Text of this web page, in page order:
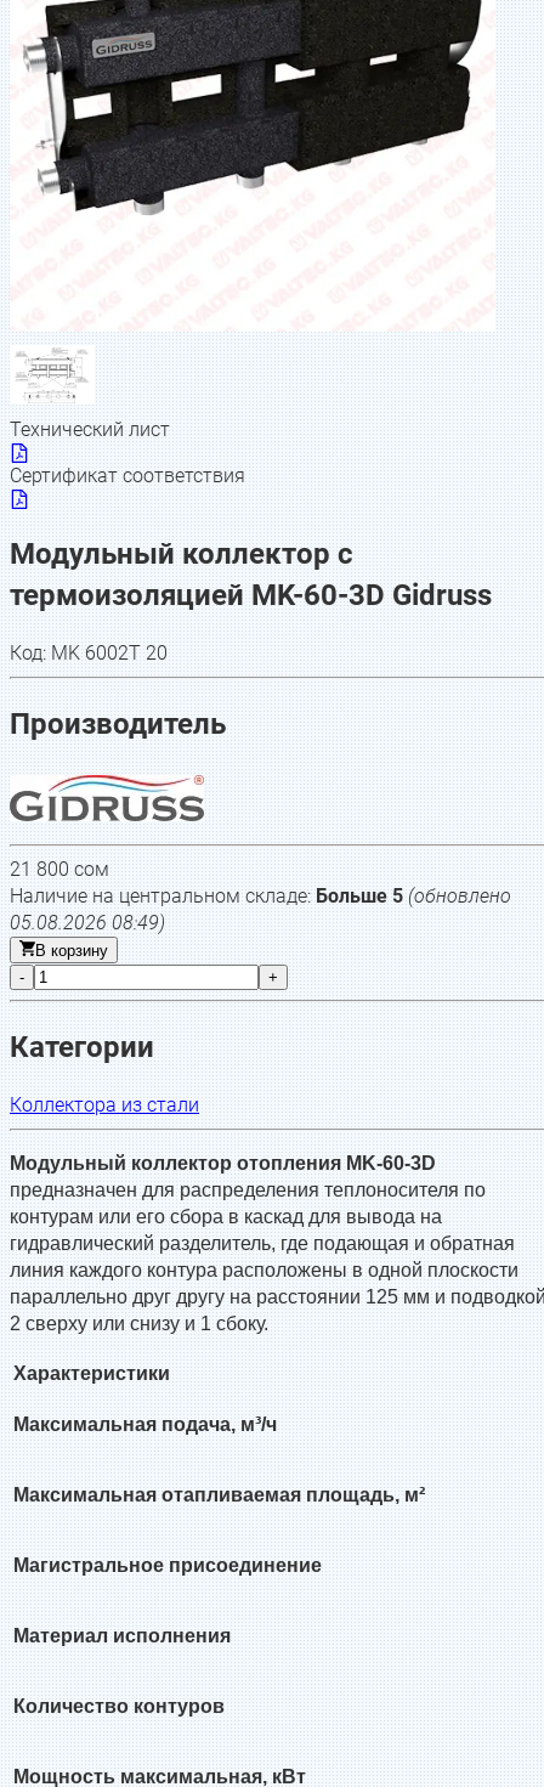
Технический лист
Сертификат соответствия
Модульный коллектор с
термоизоляцией MK-60-3D Gidruss
Код:MK 6002T 20
Производитель
21 800сом
Наличие на центральном складе: Больше 5 (обновлено
05.08.2026 08:49)
В корзину
-
+
Категории
Коллектора из стали
Модульный коллектор отопления MK-60-3D
предназначен для распределения теплоносителя по
контурам или его сбора в каскад для вывода на
гидравлический разделитель, где подающая и обратная
линия каждого контура расположены в одной плоскости
параллельно друг другу на расстоянии 125 мм и
2 сверху или снизу и 1 сбоку.
Характеристики
Максимальная подача, м³/ч
Максимальная отапливаемая площадь, м²
Магистральное присоединение
Материал исполнения
Количество контуров
Мощность максимальная, кВт